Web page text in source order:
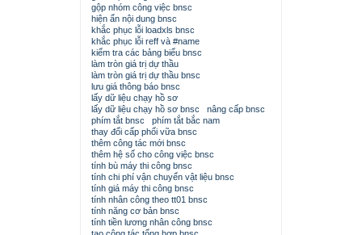
gộp nhóm công việc bnsc
hiện ẩn nội dung bnsc
khắc phục lỗi loadxls bnsc
khắc phục lỗi reff và #name
kiểm tra các bảng biểu bnsc
làm tròn giá trị dự thầu
làm tròn giá trị dự thầu bnsc
lưu giá thông báo bnsc
lấy dữ liệu chạy hồ sơ
lấy dữ liệu chạy hồ sơ bnsc
nâng cấp bnsc
phím tắt bnsc
phím tắt bắc nam
thay đổi cấp phối vữa bnsc
thêm công tác mới bnsc
thêm hệ số cho công việc bnsc
tính bù máy thi công bnsc
tính chi phí vận chuyển vật liệu bnsc
tính giá máy thi công bnsc
tính nhân công theo tt01 bnsc
tính năng cơ bản bnsc
tính tiền lương nhân công bnsc